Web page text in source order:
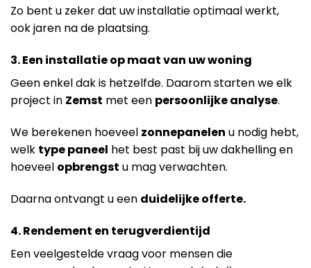
Zo bent u zeker dat uw installatie optimaal werkt,
ook jaren na de plaatsing.
3. Een installatie op maat van uw woning
Geen enkel dak is hetzelfde. Daarom starten we elk
project in Zemst met een persoonlijke analyse.
We berekenen hoeveel zonnepanelen u nodig hebt,
welk type paneel het best past bij uw dakhelling en
hoeveel opbrengst u mag verwachten.
Daarna ontvangt u een duidelijke offerte.
4. Rendement en terugverdientijd
Een veelgestelde vraag voor mensen die